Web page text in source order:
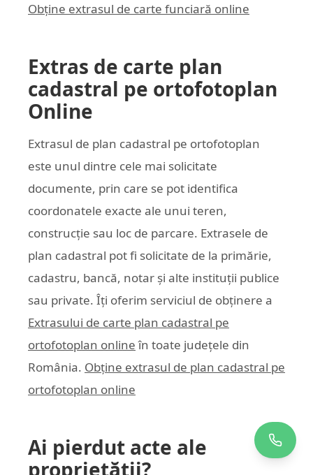
Obține extrasul de carte funciară online
Extras de carte plan
cadastral pe ortofotoplan
Online
Extrasul de plan cadastral pe ortofotoplan
este unul dintre cele mai solicitate
documente, prin care se pot identifica
coordonatele exacte ale unui teren,
construcție sau loc de parcare. Extrasele de
plan cadastral pot fi solicitate de la primărie,
cadastru, bancă, notar și alte instituții publice
sau private. Îți oferim serviciul de obținere a
Extrasului de carte plan cadastral pe
ortofotoplan online în toate județele din
România. Obține extrasul de plan cadastral pe
ortofotoplan online
Ai pierdut acte ale
proprietății?